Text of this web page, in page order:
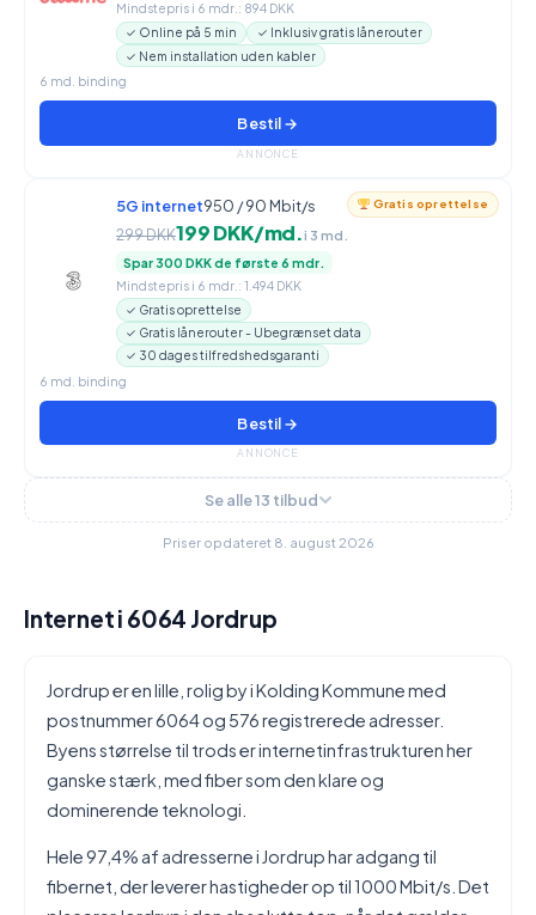
Mindstepris i 6 mdr.: 894 DKK
✓ Online på 5 min
✓ Inklusiv gratis lånerouter
✓ Nem installation uden kabler
6 md. binding
Bestil →
ANNONCE
Gratis oprettelse
5G internet950 / 90 Mbit/s
299 DKK199 DKK/md.i 3 md.
Spar 300 DKK de første 6 mdr.
Mindstepris i 6 mdr.: 1.494 DKK
✓ Gratis oprettelse
✓ Gratis lånerouter - Ubegrænset data
✓ 30 dages tilfredshedsgaranti
6 md. binding
Bestil →
ANNONCE
Se alle 13 tilbud
Priser opdateret 8. august 2026
Internet i 6064 Jordrup
Jordrup er en lille, rolig by i Kolding Kommune med
postnummer 6064 og 576 registrerede adresser.
Byens størrelse til trods er internetinfrastrukturen her
ganske stærk, med fiber som den klare og
dominerende teknologi.
Hele 97,4% af adresserne i Jordrup har adgang til
fibernet, der leverer hastigheder op til 1000 Mbit/s. Det